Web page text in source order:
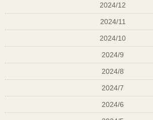
2024/12
2024/11
2024/10
2024/9
2024/8
2024/7
2024/6